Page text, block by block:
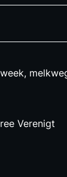
,
Verenigt